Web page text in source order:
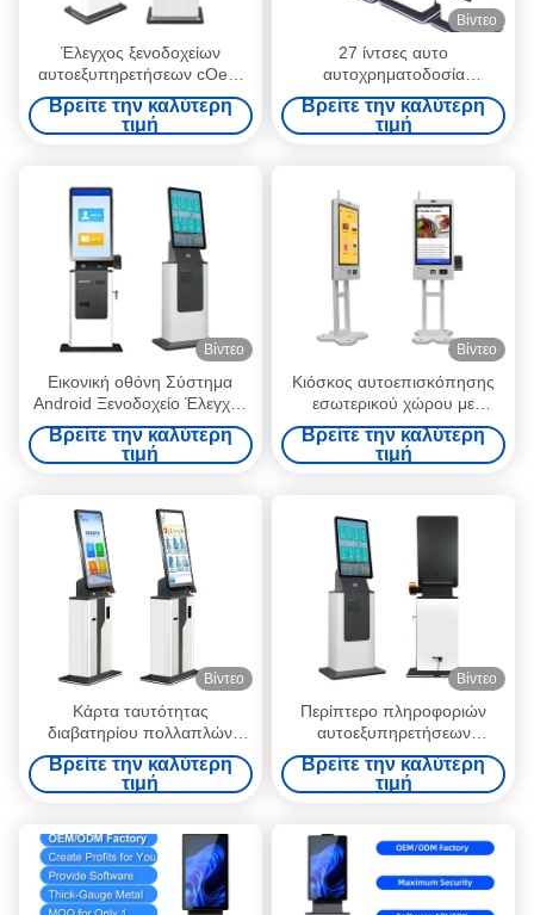
Έλεγχος ξενοδοχείων
αυτοεξυπηρετήσεων cOem
στην πληρωμή οθονών
επαφής περίπτερων
διαλογική
Βρείτε την καλύτερη
τιμή
Βίντεο
27 ίντσες αυτο
αυτοχρηματοδοσία
Τραπεζαρία Τραπεζών
Τραπεζών Τραπεζών με
νόμισμα
Βρείτε την καλύτερη
τιμή
Βίντεο
Εικονική οθόνη Σύστημα
Android Ξενοδοχείο Έλεγχος
σε Κιόσκι Στάσιμο πάτωμα
Εγγύηση Ανεξαρτήματος QR
Scanner Διαβάστης Barcode
Βρείτε την καλύτερη
τιμή
Βίντεο
Κιόσκος αυτοεπισκόπησης
εσωτερικού χώρου με
χωρητική οθόνη αφής 10
σημείων
Βρείτε την καλύτερη
τιμή
Βίντεο
Κάρτα ταυτότητας
διαβατηρίου πολλαπλών
λειτουργιών Self Check Out
Kiosk Payment Cash
Βρείτε την καλύτερη
τιμή
Βίντεο
Περίπτερο πληροφοριών
αυτοεξυπηρετήσεων
αερολιμένων, έλεγχος
αυτοεξυπηρετήσεων στα
περίπτερα
Βρείτε την καλύτερη
τιμή